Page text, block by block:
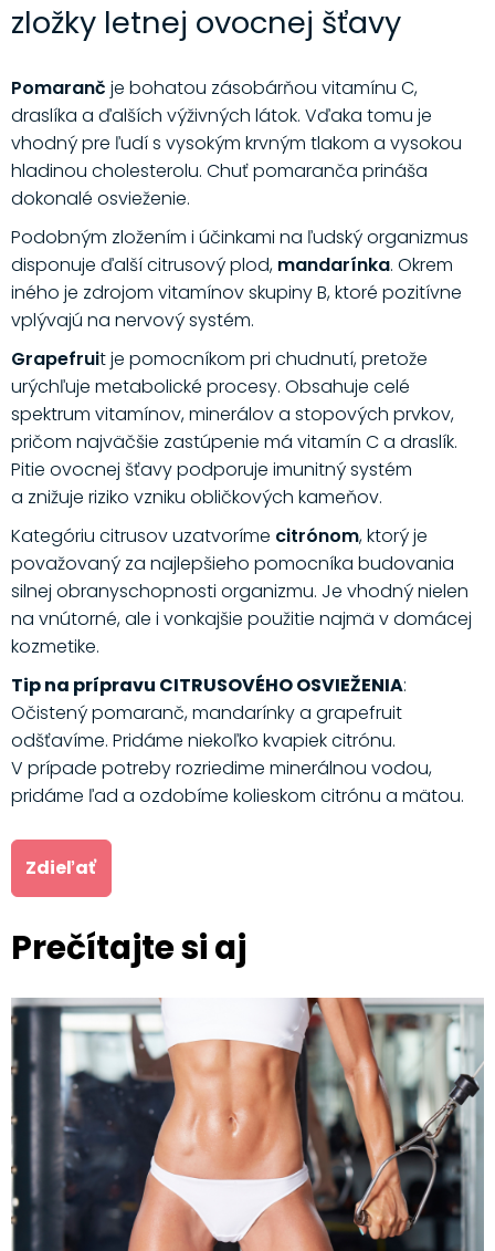
zložky letnej ovocnej šťavy
Pomaranč je bohatou zásobárňou vitamínu C,
draslíka a ďalších výživných látok. Vďaka tomu je
vhodný pre ľudí s vysokým krvným tlakom a vysokou
hladinou cholesterolu. Chuť pomaranča prináša
dokonalé osvieženie.
Podobným zložením i účinkami na ľudský organizmus
disponuje ďalší citrusový plod, mandarínka. Okrem
iného je zdrojom vitamínov skupiny B, ktoré pozitívne
vplývajú na nervový systém.
Grapefruit je pomocníkom pri chudnutí, pretože
urýchľuje metabolické procesy. Obsahuje celé
spektrum vitamínov, minerálov a stopových prvkov,
pričom najväčšie zastúpenie má vitamín C a draslík.
Pitie ovocnej šťavy podporuje imunitný systém
a znižuje riziko vzniku obličkových kameňov.
Kategóriu citrusov uzatvoríme citrónom, ktorý je
považovaný za najlepšieho pomocníka budovania
silnej obranyschopnosti organizmu. Je vhodný nielen
na vnútorné, ale i vonkajšie použitie najmä v domácej
kozmetike.
Tip na prípravu CITRUSOVÉHO OSVIEŽENIA:
Očistený pomaranč, mandarínky a grapefruit
odšťavíme. Pridáme niekoľko kvapiek citrónu.
V prípade potreby rozriedime minerálnou vodou,
pridáme ľad a ozdobíme kolieskom citrónu a mätou.
Zdieľať
Prečítajte si aj